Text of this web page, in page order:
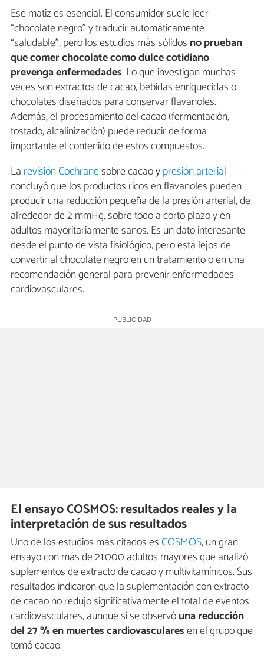
Ese matiz es esencial. El consumidor suele leer
“chocolate negro” y traducir automáticamente
“saludable”, pero los estudios más sólidos no prueban
que comer chocolate como dulce cotidiano
prevenga enfermedades. Lo que investigan muchas
veces son extractos de cacao, bebidas enriquecidas o
chocolates diseñados para conservar flavanoles.
Además, el procesamiento del cacao (fermentación,
tostado, alcalinización) puede reducir de forma
importante el contenido de estos compuestos.
La revisión Cochranesobre cacao ypresión arterial
concluyó que los productos ricos en flavanoles pueden
producir una reducción pequeña de la presión arterial, de
alrededor de 2 mmHg, sobre todo a corto plazo y en
adultos mayoritariamente sanos. Es un dato interesante
desde el punto de vista fisiológico, pero está lejos de
convertir al chocolate negro en un tratamiento o en una
recomendación general para prevenir enfermedades
cardiovasculares.
El ensayo COSMOS: resultados reales y la
interpretación de sus resultados
Uno de los estudios más citados esCOSMOS, un gran
ensayo con más de 21.000 adultos mayores que analizó
suplementos de extracto de cacao y multivitamínicos. Sus
resultados indicaron que la suplementación con extracto
de cacao no redujo significativamente el total de eventos
cardiovasculares, aunque sí se observóuna reducción
del 27 % en muertes cardiovascularesen el grupo que
tomó cacao.